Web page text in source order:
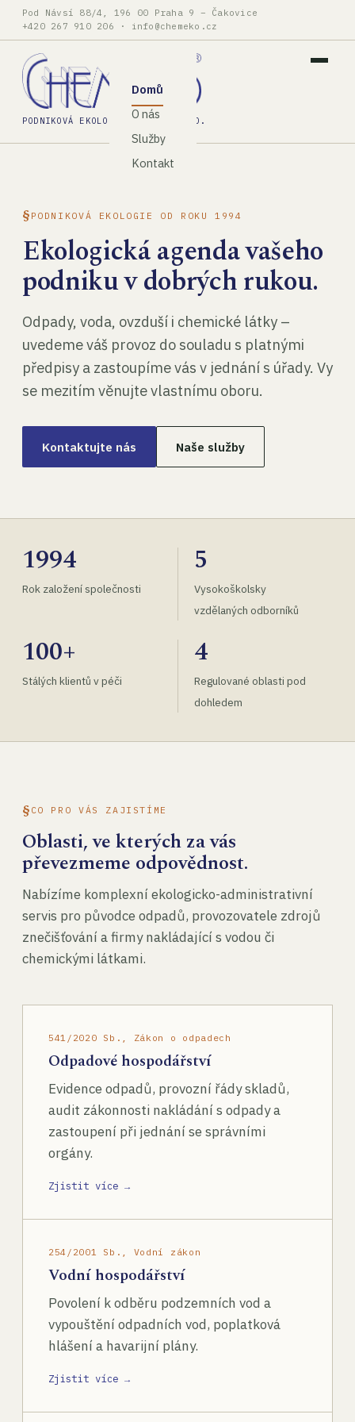
Pod Návsí 88/4, 196 00 Praha 9 – Čakovice
+420 267 910 206 · info@chemeko.cz
PODNIKOVÁ EKOLOGIE, SPOL. S R.O.
Domů
O nás
Služby
Kontakt
PODNIKOVÁ EKOLOGIE OD ROKU 1994
Ekologická agenda vašeho
podniku v dobrých rukou.
Odpady, voda, ovzduší i chemické látky –
uvedeme váš provoz do souladu s platnými
předpisy a zastoupíme vás v jednání s úřady. Vy
se mezitím věnujte vlastnímu oboru.
Kontaktujte nás Naše služby
1994
Rok založení společnosti
5
Vysokoškolsky
vzdělaných odborníků
100+
Stálých klientů v péči
4
Regulované oblasti pod
dohledem
CO PRO VÁS ZAJISTÍME
Oblasti, ve kterých za vás
převezmeme odpovědnost.
Nabízíme komplexní ekologicko-administrativní
servis pro původce odpadů, provozovatele zdrojů
znečišťování a firmy nakládající s vodou či
chemickými látkami.
541/2020 Sb., Zákon o odpadech
Odpadové hospodářství
Evidence odpadů, provozní řády skladů,
audit zákonnosti nakládání s odpady a
zastoupení při jednání se správními
orgány.
Zjistit více →
254/2001 Sb., Vodní zákon
Vodní hospodářství
Povolení k odběru podzemních vod a
vypouštění odpadních vod, poplatková
hlášení a havarijní plány.
Zjistit více →